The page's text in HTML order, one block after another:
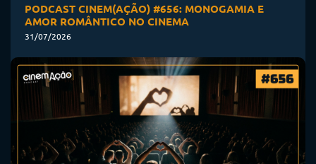
PODCAST CINEM(AÇÃO) #656: MONOGAMIA E
AMOR ROMÂNTICO NO CINEMA
31/07/2026